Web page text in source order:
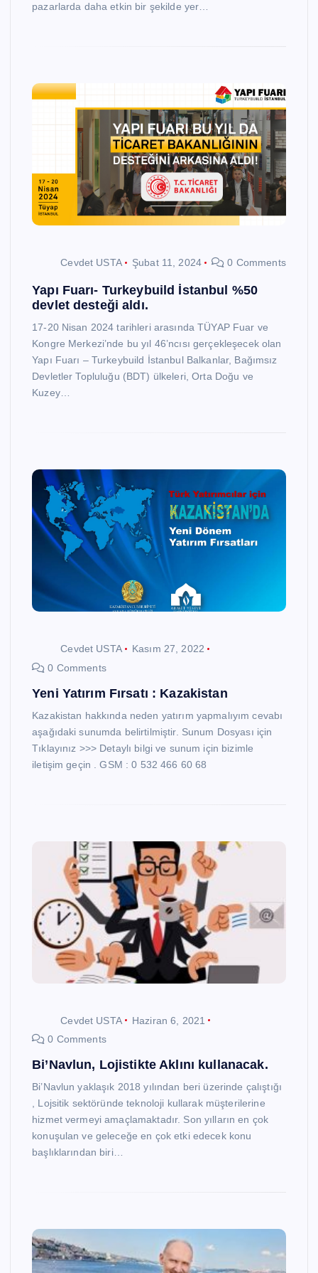
pazarlarda daha etkin bir şekilde yer…
Cevdet USTA Şubat 11, 2024 0 Comments
Yapı Fuarı- Turkeybuild İstanbul %50
devlet desteği aldı.
17-20 Nisan 2024 tarihleri arasında TÜYAP Fuar ve
Kongre Merkezi’nde bu yıl 46’ncısı gerçekleşecek olan
Yapı Fuarı – Turkeybuild İstanbul Balkanlar, Bağımsız
Devletler Topluluğu (BDT) ülkeleri, Orta Doğu ve
Kuzey…
Cevdet USTA
Kasım 27, 2022
0 Comments
Yeni Yatırım Fırsatı : Kazakistan
Kazakistan hakkında neden yatırım yapmalıyım cevabı
aşağıdaki sunumda belirtilmiştir. Sunum Dosyası için
Tıklayınız >>> Detaylı bilgi ve sunum için bizimle
iletişim geçin . GSM : 0 532 466 60 68
Cevdet USTA
Haziran 6, 2021
0 Comments
Bi’Navlun, Lojistikte Aklını kullanacak.
Bi’Navlun yaklaşık 2018 yılından beri üzerinde çalıştığı
, Lojsitik sektöründe teknoloji kullarak müşterilerine
hizmet vermeyi amaçlamaktadır. Son yılların en çok
konuşulan ve geleceğe en çok etki edecek konu
başlıklarından biri…